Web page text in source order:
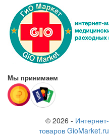
Мы принимаем
© 2026 -
товаров GioMarket.ru